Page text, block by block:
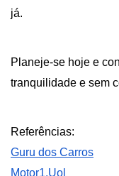
já.
Planeje-se hoje e
tranquilidade e sem
Referências:
Guru dos Carros
Motor1.Uol